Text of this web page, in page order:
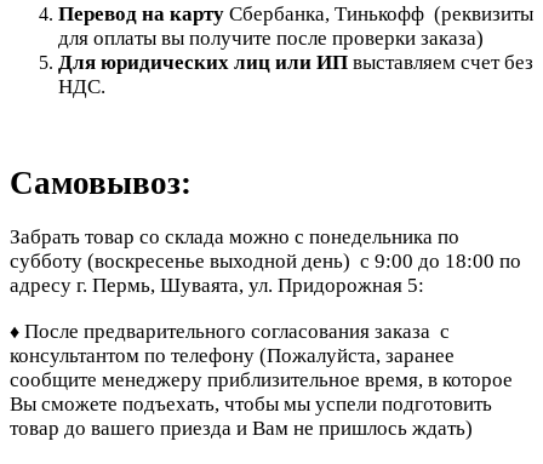
Перевод на карту Сбербанка, Тинькофф (реквизиты
для оплаты вы получите после проверки заказа)
Для юридических лиц или ИП выставляем счет без
НДС.
Самовывоз:
Забрать товар со склада можно с понедельника по
субботу (воскресенье выходной день) с 9:00 до 18:00 по
адресу г. Пермь, Шуваята, ул. Придорожная 5:
♦ После предварительного согласования заказа с
консультантом по телефону (Пожалуйста, заранее
сообщите менеджеру приблизительное время, в которое
Вы сможете подъехать, чтобы мы успели подготовить
товар до вашего приезда и Вам не пришлось ждать)